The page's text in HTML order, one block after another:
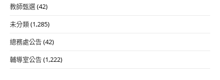
教師甄選(42)
未分類(1,285)
總務處公告(42)
輔導室公告(1,222)